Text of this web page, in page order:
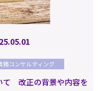
務コンサルティング
て 改正の背景や内容を